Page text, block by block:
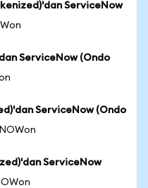
ServiceNow
ServiceNow (Ondo
ServiceNow (Ondo
ServiceNow